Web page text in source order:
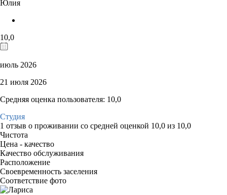
Юлия
10,0
июль 2026
21 июля 2026
Средняя оценка пользователя: 10,0
Студия
1 отзыв о проживании со средней оценкой 10,0 из 10,0
Чистота
Цена - качество
Качество обслуживания
Расположение
Своевременность заселения
Соответствие фото